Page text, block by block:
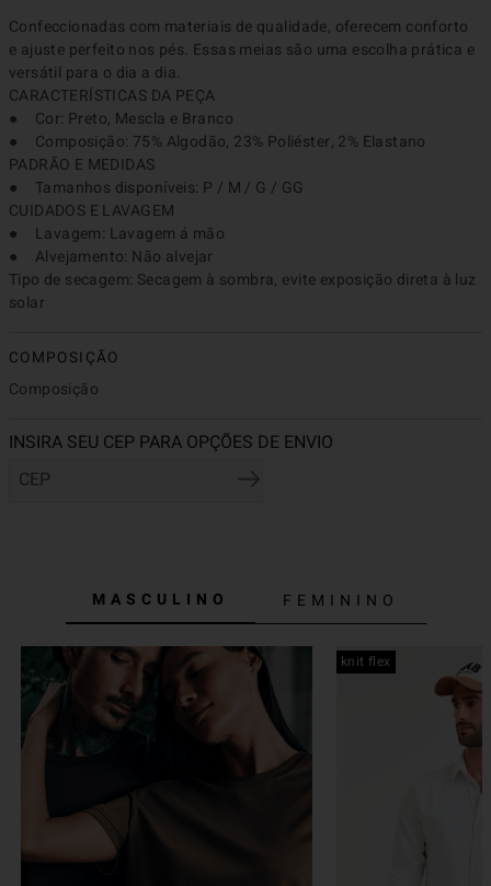
Confeccionadas com materiais de qualidade, oferecem conforto
e ajuste perfeito nos pés. Essas meias são uma escolha prática e
versátil para o dia a dia.
CARACTERÍSTICAS DA PEÇA
●	Cor: Preto, Mescla e Branco
●	Composição: 75% Algodão, 23% Poliéster, 2% Elastano
PADRÃO E MEDIDAS
●	Tamanhos disponíveis: P / M / G / GG
CUIDADOS E LAVAGEM
●	Lavagem: Lavagem á mão
●	Alvejamento: Não alvejar
Tipo de secagem: Secagem à sombra, evite exposição direta à luz
solar
COMPOSIÇÃO
Composição
MASCULINO FEMININO
knit flex